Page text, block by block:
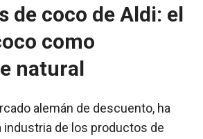
de coco de Aldi: el
como
natural
alemán de descuento, ha
industria de los productos de